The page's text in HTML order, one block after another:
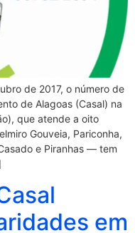
de 2017, o número de
de Alagoas (Casal) na
que atende a oito
Gouveia, Pariconha,
e Piranhas — tem
em